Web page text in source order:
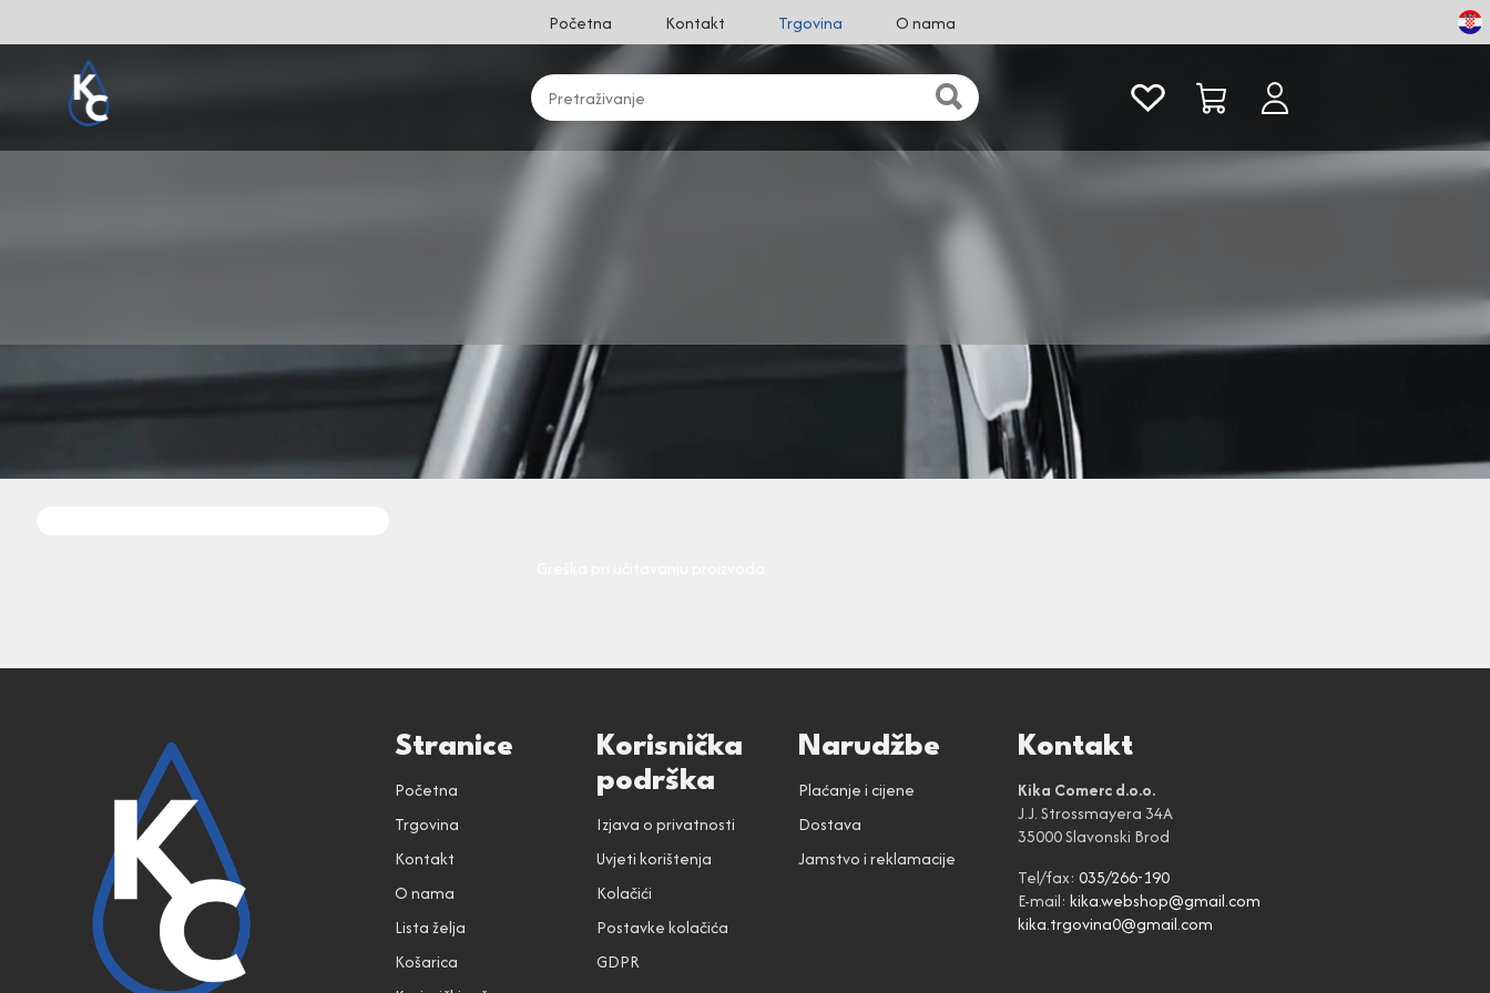
Početna Kontakt Trgovina O nama
Stranice
Početna
Trgovina
Kontakt
O nama
Lista želja
Košarica
Korisnička
podrška
Izjava o privatnosti
Uvjeti korištenja
Kolačići
Postavke kolačića
GDPR
Narudžbe
Plaćanje i cijene
Dostava
Jamstvo i reklamacije
Kontakt
Kika Comerc d.o.o.
J.J. Strossmayera 34A
35000 Slavonski Brod
Tel/fax: 035/266-190
E-mail: kika.webshop@gmail.com
kika.trgovina0@gmail.com